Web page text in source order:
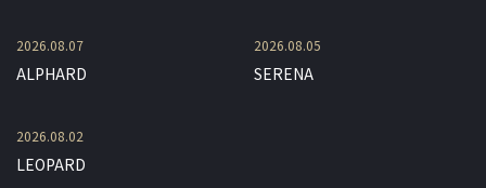
2026.08.07
ALPHARD
2026.08.05
SERENA
2026.08.02
LEOPARD